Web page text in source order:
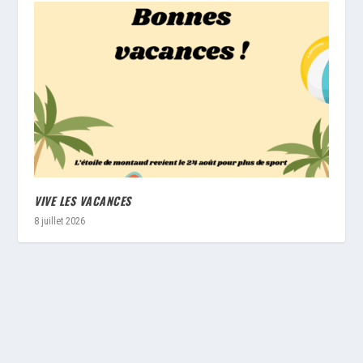
VIVE LES VACANCES
8 juillet 2026